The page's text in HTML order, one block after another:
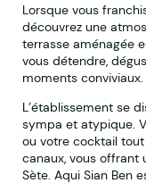
Lorsque vous
découvrez une
terrasse aménagée
vous détendre,
moments conviviaux.
L’établissement se
sympa et atypique.
ou votre cocktail
canaux, vous
Sète. Aqui Sian Ben